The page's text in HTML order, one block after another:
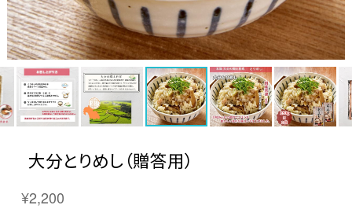
大分とりめし（贈答用）
¥2,200